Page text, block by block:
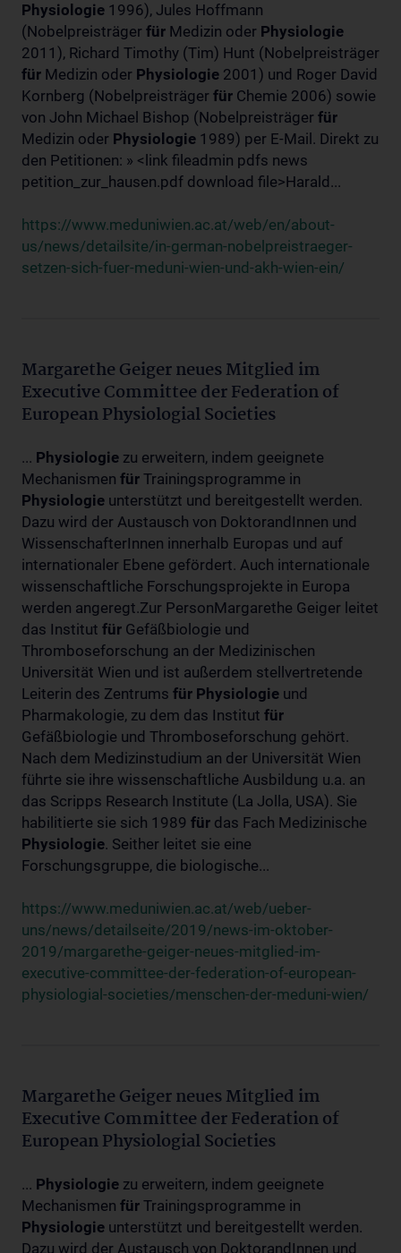
Physiologie 1996), Jules Hoffmann
(Nobelpreisträger für Medizin oder Physiologie
2011), Richard Timothy (Tim) Hunt (Nobelpreisträger
für Medizin oder Physiologie 2001) und Roger David
Kornberg (Nobelpreisträger für Chemie 2006) sowie
von John Michael Bishop (Nobelpreisträger für
Medizin oder Physiologie 1989) per E-Mail. Direkt zu
den Petitionen: » <link fileadmin pdfs news
petition_zur_hausen.pdf download file>Harald...
https://www.meduniwien.ac.at/web/en/about-
us/news/detailsite/in-german-nobelpreistraeger-
setzen-sich-fuer-meduni-wien-und-akh-wien-ein/
Margarethe Geiger neues Mitglied im
Executive Committee der Federation of
European Physiologial Societies
... Physiologie zu erweitern, indem geeignete
Mechanismen für Trainingsprogramme in
Physiologie unterstützt und bereitgestellt werden.
Dazu wird der Austausch von DoktorandInnen und
WissenschafterInnen innerhalb Europas und auf
internationaler Ebene gefördert. Auch internationale
wissenschaftliche Forschungsprojekte in Europa
werden angeregt.Zur PersonMargarethe Geiger leitet
das Institut für Gefäßbiologie und
Thromboseforschung an der Medizinischen
Universität Wien und ist außerdem stellvertretende
Leiterin des Zentrums für Physiologie und
Pharmakologie, zu dem das Institut für
Gefäßbiologie und Thromboseforschung gehört.
Nach dem Medizinstudium an der Universität Wien
führte sie ihre wissenschaftliche Ausbildung u.a. an
das Scripps Research Institute (La Jolla, USA). Sie
habilitierte sie sich 1989 für das Fach Medizinische
Physiologie. Seither leitet sie eine
Forschungsgruppe, die biologische...
https://www.meduniwien.ac.at/web/ueber-
uns/news/detailseite/2019/news-im-oktober-
2019/margarethe-geiger-neues-mitglied-im-
executive-committee-der-federation-of-european-
physiologial-societies/menschen-der-meduni-wien/
Margarethe Geiger neues Mitglied im
Executive Committee der Federation of
European Physiologial Societies
... Physiologie zu erweitern, indem geeignete
Mechanismen für Trainingsprogramme in
Physiologie unterstützt und bereitgestellt werden.
Dazu wird der Austausch von DoktorandInnen und